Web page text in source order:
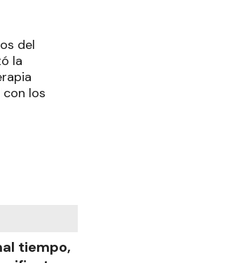
del
la
los
tiempo,